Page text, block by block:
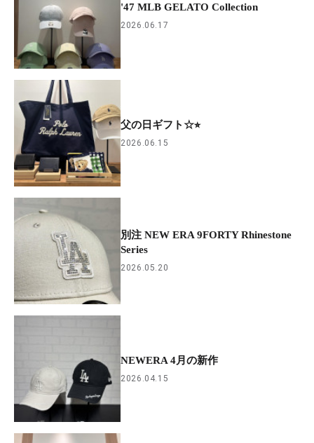
'47 MLB GELATO Collection
2026.06.17
父の日ギフト☆⭐︎
2026.06.15
別注 NEW ERA 9FORTY Rhinestone
Series
2026.05.20
NEWERA 4月の新作
2026.04.15